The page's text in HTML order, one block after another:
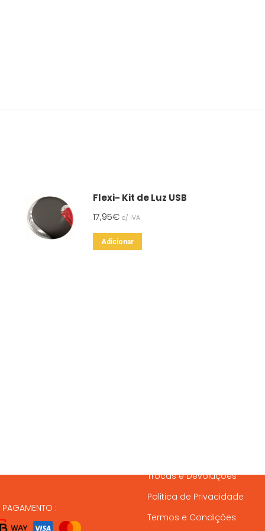
Flexi- Kit de Luz USB
17,95€ c/ IVA
Adicionar
PAGAMENTO :
Trocas e Devoluções
Politica de Privacidade
Termos e Condições